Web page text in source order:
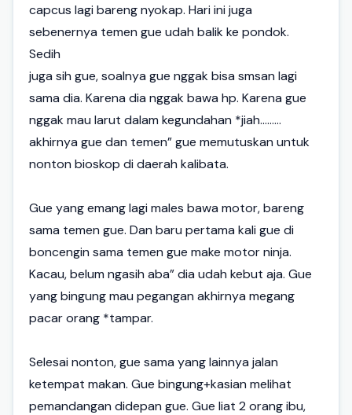
capcus lagi bareng nyokap. Hari ini juga
sebenernya temen gue udah balik ke pondok.
Sedih
juga sih gue, soalnya gue nggak bisa smsan lagi
sama dia. Karena dia nggak bawa hp. Karena gue
nggak mau larut dalam kegundahan *jiah.........
akhirnya gue dan temen” gue memutuskan untuk
nonton bioskop di daerah kalibata.
Gue yang emang lagi males bawa motor, bareng
sama temen gue. Dan baru pertama kali gue di
boncengin sama temen gue make motor ninja.
Kacau, belum ngasih aba” dia udah kebut aja. Gue
yang bingung mau pegangan akhirnya megang
pacar orang *tampar.
Selesai nonton, gue sama yang lainnya jalan
ketempat makan. Gue bingung+kasian melihat
pemandangan didepan gue. Gue liat 2 orang ibu,